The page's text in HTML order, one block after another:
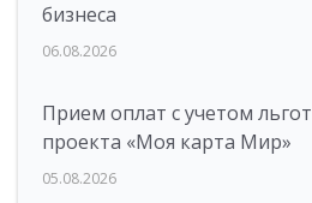
бизнеса
06.08.2026
Прием оплат с учетом
проекта «Моя карта Мир»
05.08.2026